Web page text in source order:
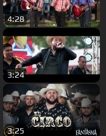
4:28
3:24
3:25